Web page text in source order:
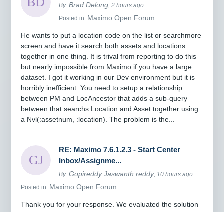
By:Brad Delong, 2 hours ago
Posted in: Maximo Open Forum
He wants to put a location code on the list or searchmore
screen and have it search both assets and locations
together in one thing. It is trival from reporting to do this
but nearly impossible from Maximo if you have a large
dataset. I got it working in our Dev environment but it is
horribly inefficient. You need to setup a relationship
between PM and LocAncestor that adds a sub-query
between that searchs Location and Asset together using
a Nvl(:assetnum, :location). The problem is the...
RE: Maximo 7.6.1.2.3 - Start Center
Inbox/Assignme...
By:Gopireddy Jaswanth reddy, 10 hours ago
Posted in: Maximo Open Forum
Thank you for your response. We evaluated the solution